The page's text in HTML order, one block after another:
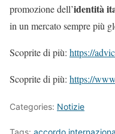
promozione dell’identità
in un mercato sempre più
Scoprite di più: https://
Scoprite di più: https://
Categories: Notizie